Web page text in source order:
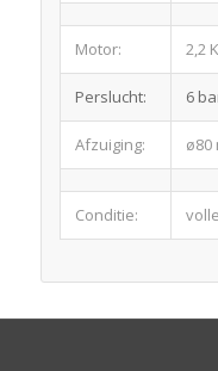
Motor: 2,2
Perslucht: 6
Afzuiging: ø80
Conditie: